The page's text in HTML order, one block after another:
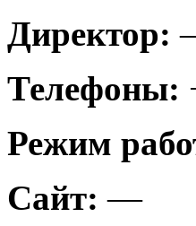
Директор:
Телефоны:
Режим
Сайт:—